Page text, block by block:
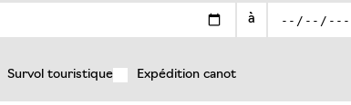
à
Survol touristique Expédition canot